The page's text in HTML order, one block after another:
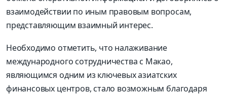
взаимодействии по иным правовым вопросам,
представляющим взаимный интерес.
Необходимо отметить, что налаживание
международного сотрудничества с Макао,
являющимся одним из ключевых азиатских
финансовых центров, стало возможным благодаря